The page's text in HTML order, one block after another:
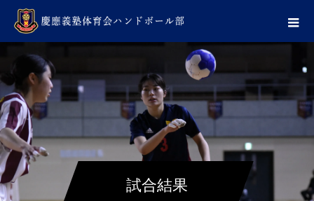
試合結果